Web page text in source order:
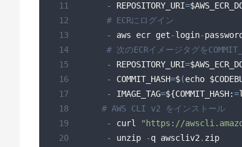
11
- REPOSITORY_URI=
12
# ECRにログイン
13
- aws ecr get-login-
14
# 次のECRイメージタグを
15
- REPOSITORY_URI=
16
- COMMIT_HASH=$(echo
17
- IMAGE_TAG=${COMMIT_HASH:=
18
# AWS CLI v2 をインストール
19
- curl "https://
20
- unzip -q awscliv2.
zip